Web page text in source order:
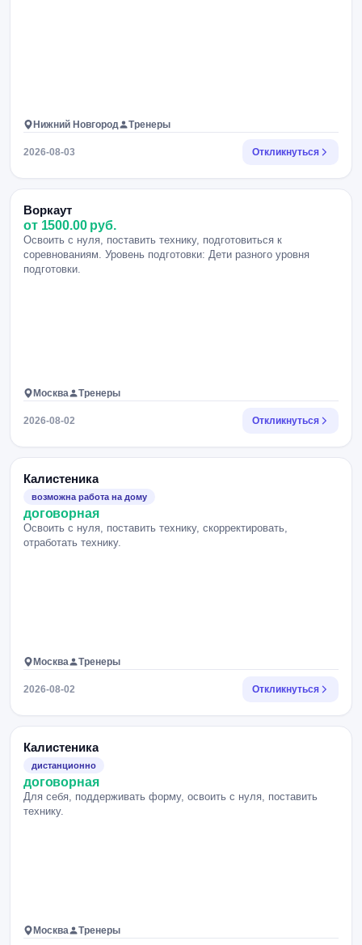
Нижний Новгород Тренеры
2026-08-03 Откликнуться
Воркаут
от 1500.00 руб.
Освоить с нуля, поставить технику, подготовиться к
соревнованиям. Уровень подготовки: Дети разного уровня
подготовки.
Москва Тренеры
2026-08-02 Откликнуться
Калистеника
возможна работа на дому
договорная
Освоить с нуля, поставить технику, скорректировать,
отработать технику.
Москва Тренеры
2026-08-02 Откликнуться
Калистеника
дистанционно
договорная
Для себя, поддерживать форму, освоить с нуля, поставить
технику.
Москва Тренеры